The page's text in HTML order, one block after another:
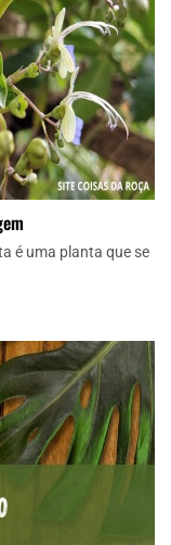
é uma planta que se